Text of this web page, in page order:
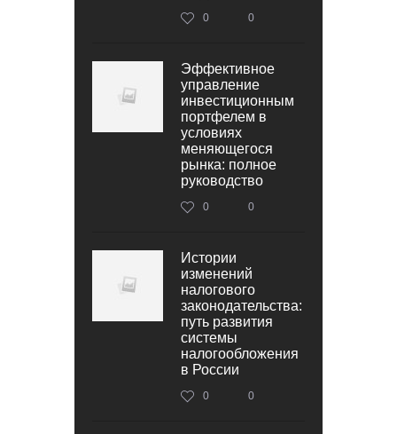
0 0
Эффективное
управление
инвестиционным
портфелем в
условиях
меняющегося
рынка: полное
руководство
0 0
Истории
изменений
налогового
законодательства:
путь развития
системы
налогообложения
в России
0 0